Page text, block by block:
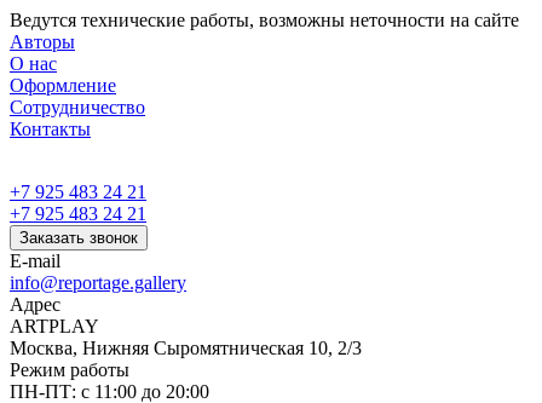
Ведутся технические работы, возможны неточности на сайте
Авторы
О нас
Оформление
Сотрудничество
Контакты
+7 925 483 24 21
+7 925 483 24 21
Заказать звонок
E-mail
info@reportage.gallery
Адрес
ARTPLAY
Москва, Нижняя Сыромятническая 10, 2/3
Режим работы
ПН-ПТ: с 11:00 до 20:00